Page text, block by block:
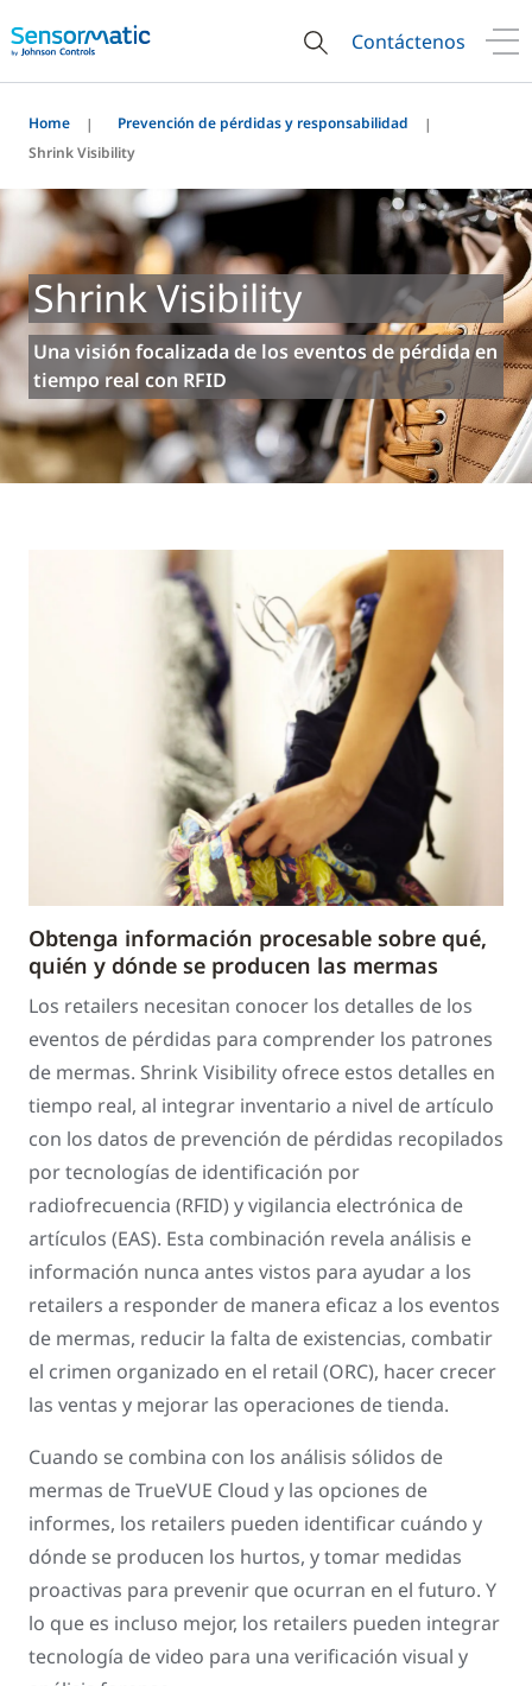
Contáctenos
Home
Prevención de pérdidas y responsabilidad
Shrink Visibility
Shrink Visibility
Una visión focalizada de los eventos de pérdida en
tiempo real con RFID
Obtenga información procesable sobre qué,
quién y dónde se producen las mermas
Los retailers necesitan conocer los detalles de los
eventos de pérdidas para comprender los patrones
de mermas. Shrink Visibility ofrece estos detalles en
tiempo real, al integrar inventario a nivel de artículo
con los datos de prevención de pérdidas recopilados
por tecnologías de identificación por
radiofrecuencia (RFID) y vigilancia electrónica de
artículos (EAS). Esta combinación revela análisis e
información nunca antes vistos para ayudar a los
retailers a responder de manera eficaz a los eventos
de mermas, reducir la falta de existencias, combatir
el crimen organizado en el retail (ORC), hacer crecer
las ventas y mejorar las operaciones de tienda.
Cuando se combina con los análisis sólidos de
mermas de TrueVUE Cloud y las opciones de
informes, los retailers pueden identificar cuándo y
dónde se producen los hurtos, y tomar medidas
proactivas para prevenir que ocurran en el futuro. Y
lo que es incluso mejor, los retailers pueden integrar
tecnología de video para una verificación visual y